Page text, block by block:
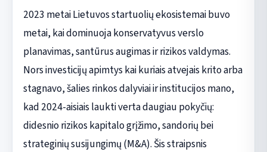
2023 metai Lietuvos startuolių ekosistemai buvo
metai, kai dominuoja konservatyvus verslo
planavimas, santūrus augimas ir rizikos valdymas.
Nors investicijų apimtys kai kuriais atvejais krito arba
stagnavo, šalies rinkos dalyviai ir institucijos mano,
kad 2024-aisiais laukti verta daugiau pokyčių:
didesnio rizikos kapitalo grįžimo, sandorių bei
strateginių susijungimų (M&A). Šis straipsnis